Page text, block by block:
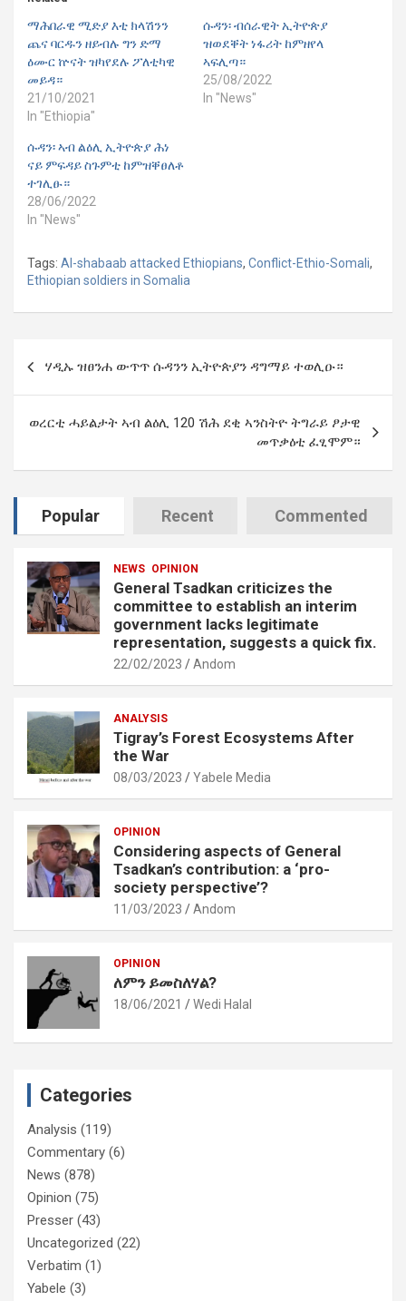
ማሕበራዊ ሚድያ እቲ ክላሽንን
ጨና ባርዱን ዘይብሉ ግን ድማ
ዕሙር ኵናት ዝካየደሉ ፖለቲካዊ
መይዳ።
21/10/2021
In "Ethiopia"
ሱዳን፡ ብሰራዊት ኢትዮጵያ
ዝወደቐት ነፋሪት ከምዘየላ
ኣፍሊጣ።
25/08/2022
In "News"
ሱዳን፡ ኣብ ልዕሊ ኢትዮጵያ ሕነ
ናይ ምፍዳይ ስጉምቲ ከምዝቐፀለቶ
ተገሊፁ።
28/06/2022
In "News"
Tags: Al-shabaab attacked Ethiopians, Conflict-Ethio-Somali,
Ethiopian soldiers in Somalia
ሃዲኡ ዝፀንሐ ውጥጥ ሱዳንን ኢትዮጵያን ዳግማይ ተወሊዑ።
ወረርቲ ሓይልታት ኣብ ልዕሊ 120 ሽሕ ደቂ ኣንስትዮ ትግራይ ፆታዊ
መጥቃዕቲ ፈፂሞም።
Popular Recent Commented
NEWS OPINION
General Tsadkan criticizes the
committee to establish an interim
government lacks legitimate
representation, suggests a quick fix.
22/02/2023 Andom
ANALYSIS
Tigray’s Forest Ecosystems After
the War
08/03/2023 Yabele Media
OPINION
Considering aspects of General
Tsadkan’s contribution: a ‘pro-
society perspective’?
11/03/2023 Andom
OPINION
ለምን ይመስለሃል?
18/06/2021 Wedi Halal
Categories
Analysis (119)
Commentary (6)
News (878)
Opinion (75)
Presser (43)
Uncategorized (22)
Verbatim (1)
Yabele (3)